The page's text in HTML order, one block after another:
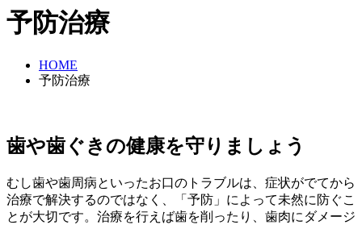
予防治療
HOME
予防治療
歯や歯ぐきの健康を守りましょう
むし歯や歯周病といったお口のトラブルは、症状がでてから
治療で解決するのではなく、「予防」によって未然に防ぐこ
とが大切です。治療を行えば歯を削ったり、歯肉にダメージ